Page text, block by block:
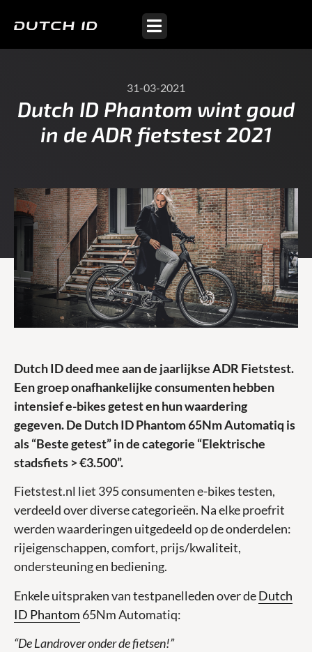
31-03-2021
Dutch ID Phantom wint goud
in de ADR fietstest 2021
Dutch ID deed mee aan de jaarlijkse ADR Fietstest.
Een groep onafhankelijke consumenten hebben
intensief e-bikes getest en hun waardering
gegeven. De Dutch ID Phantom 65Nm Automatiq is
als “Beste getest” in de categorie “Elektrische
stadsfiets > €3.500”.
Fietstest.nl liet 395 consumenten e-bikes testen,
verdeeld over diverse categorieën. Na elke proefrit
werden waarderingen uitgedeeld op de onderdelen:
rijeigenschappen, comfort, prijs/kwaliteit,
ondersteuning en bediening.
Enkele uitspraken van testpanelleden over deDutch
ID Phantom 65Nm Automatiq:
“De Landrover onder de fietsen!”